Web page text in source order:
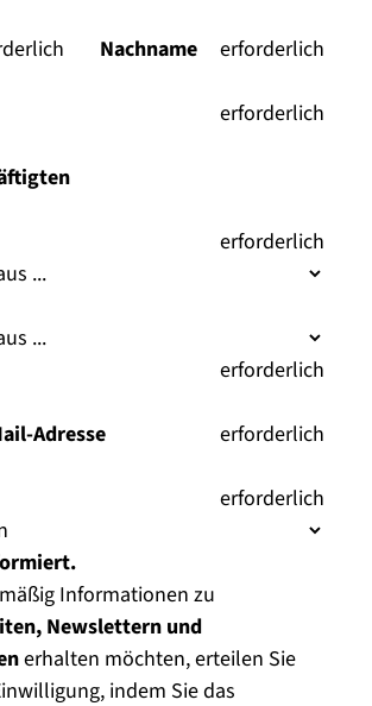
Nachname (
erforderlich
(
erforderlich
(
erforderlich
(
erforderlich
Adresse (
erforderlich
(
erforderlich
Informationen zu
Newslettern und
erhalten möchten, erteilen Sie
indem Sie das